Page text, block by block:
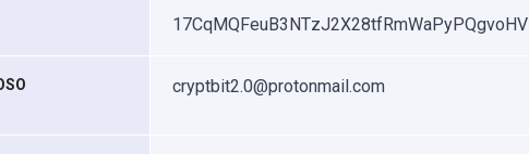
17CqMQFeuB3NTzJ2X28tfRmWaPyPQgvoHV
cryptbit2.0@protonmail.com